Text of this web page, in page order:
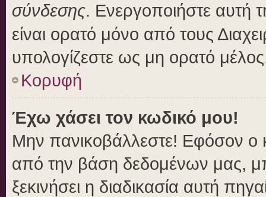
σύνδεσης. Ενεργοποιήστε αυτή
είναι ορατό μόνο από τους
υπολογίζεστε ως μη ορατό
Κορυφή
Έχω χάσει τον κωδικό μου!
Μην πανικοβάλλεστε! Εφόσον ο
από την βάση δεδομένων μας,
ξεκινήσει η διαδικασία αυτή